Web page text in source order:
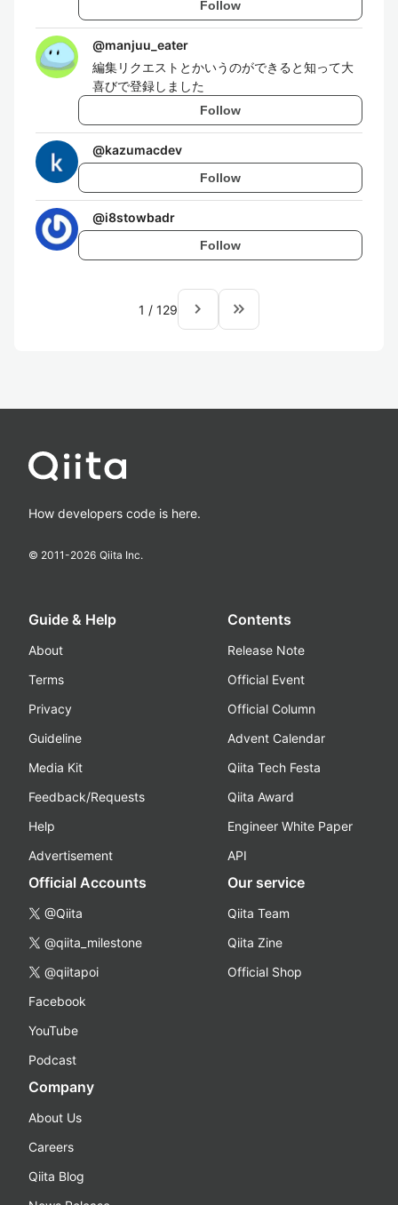
Follow
@manjuu_eater
編集リクエストとかいうのができると知って大
喜びで登録しました
Follow
@kazumacdev
Follow
@i8stowbadr
Follow
1 / 129 navigate_next keyboard_double_arrow_right
How developers code is here.
© 2011-2026 Qiita Inc.
Guide & Help
About
Terms
Privacy
Guideline
Media Kit
Feedback/Requests
Help
Advertisement
Contents
Release Note
Official Event
Official Column
Advent Calendar
Qiita Tech Festa
Qiita Award
Engineer White Paper
API
Official Accounts
@Qiita
@qiita_milestone
@qiitapoi
Facebook
YouTube
Podcast
Our service
Qiita Team
Qiita Zine
Official Shop
Company
About Us
Careers
Qiita Blog